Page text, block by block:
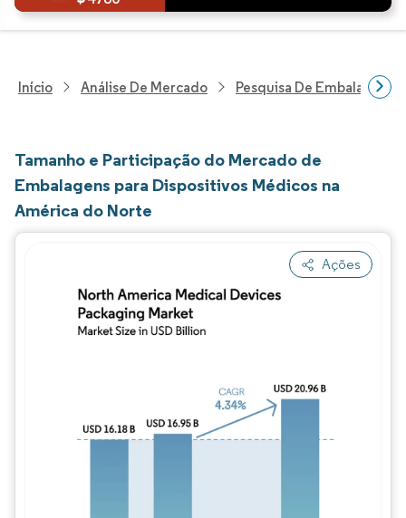
Início Análise De Mercado Pesquisa De Embalagens
Tamanho e Participação do Mercado de
Embalagens para Dispositivos Médicos na
América do Norte
Ações